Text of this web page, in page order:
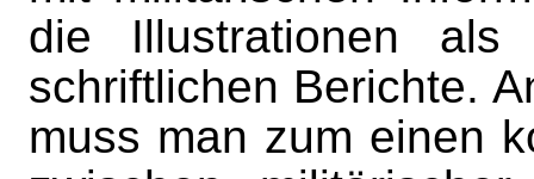
die Illustrationen als
schriftlichen Berichte.
muss man zum einen